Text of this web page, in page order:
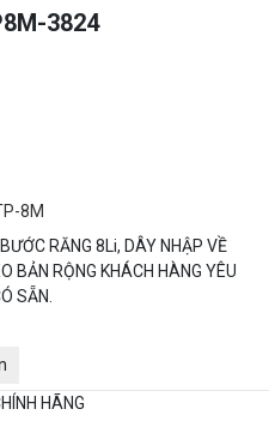
3824
8M
RĂNG 8Li, DÂY NHẬP VỀ
BẢN RỘNG KHÁCH HÀNG YÊU
SẴN.
HÃNG